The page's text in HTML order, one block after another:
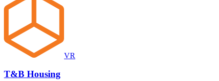
VR
T&B Housing